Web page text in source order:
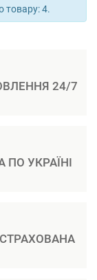
товару: 4.
24/7
УКРАЇНІ